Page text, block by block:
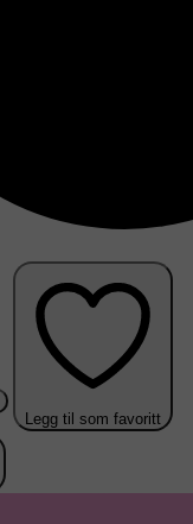
Legg til som favoritt